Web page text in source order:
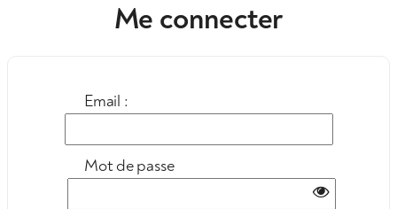
Me connecter
Email :
Mot de passe